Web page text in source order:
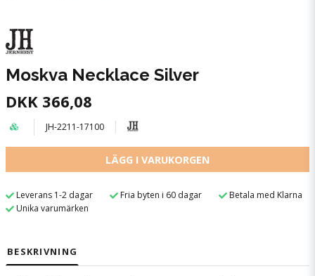
Moskva Necklace Silver
DKK 366,08
JH-2211-17100
LÄGG I VARUKORGEN
Leverans 1-2 dagar Fria byten i 60 dagar
Betala med Klarna
Unika varumärken
BESKRIVNING